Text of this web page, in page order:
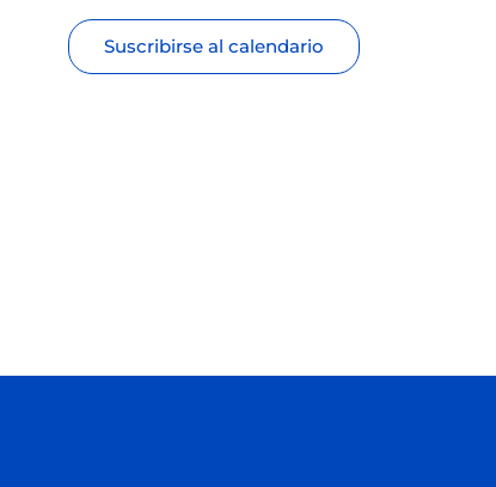
Suscribirse al calendario